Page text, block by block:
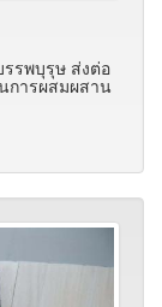
รพบุรุษ ส่งต่อ
การผสมผสาน